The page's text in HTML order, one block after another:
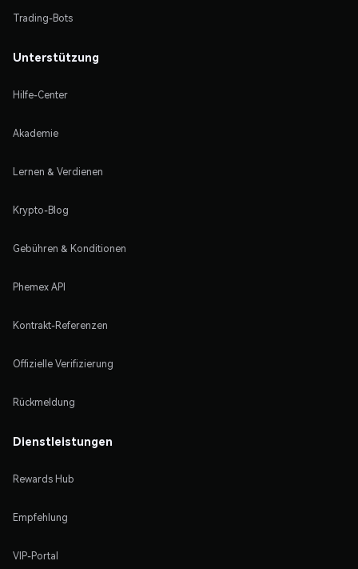
Trading-Bots
Unterstützung
Hilfe-Center
Akademie
Lernen & Verdienen
Krypto-Blog
Gebühren & Konditionen
Phemex API
Kontrakt-Referenzen
Offizielle Verifizierung
Rückmeldung
Dienstleistungen
Rewards Hub
Empfehlung
VIP-Portal